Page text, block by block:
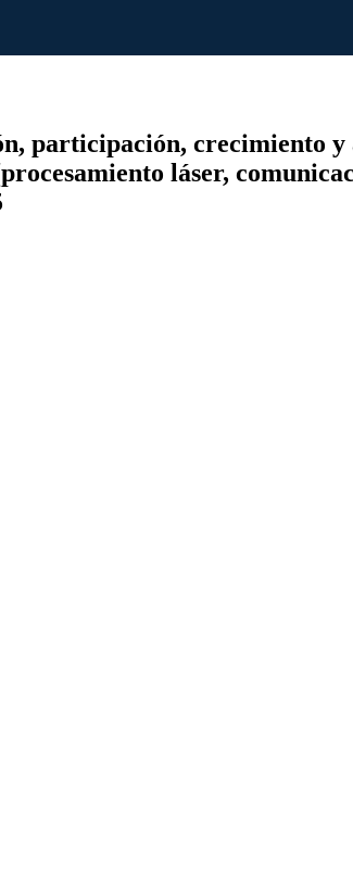
participación, crecimiento
láser,